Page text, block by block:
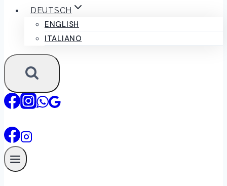
DEUTSCH
ENGLISH
ITALIANO